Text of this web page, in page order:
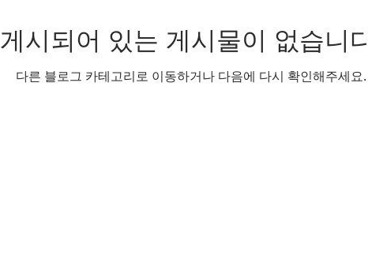
게시되어 있는 게시물이 없습니
다른 블로그 카테고리로 이동하거나 다음에 다시 확인해주세요.